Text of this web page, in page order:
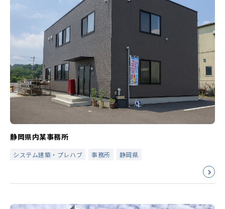
静岡県内某事務所
システム建築・プレハブ 事務所 静岡県